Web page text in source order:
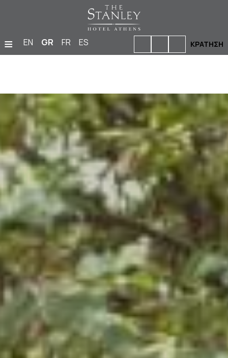
≡ EN GR FR ES ΚΡΆΤΗΣΗ
ΜΠΑΡ & ΕΣΤΙΑΤΌΡΙΑ
ΕΓΚΑΤΑΣΤΆΣΕΙΣ & ΠΑΡΟΧΈΣ
ΦΩΤΟΓΡΑΦΊΕΣ
ΕΚΔΗΛΏΣΕΙΣ
ΤΟΠΟΘΕΣΊΑ
ΠΡΟΣΦΟΡΈΣ
ΕΝΤΥΠΏΣΕΙΣ
ΕΠΙΚΟΙΝΩΝΊΑ